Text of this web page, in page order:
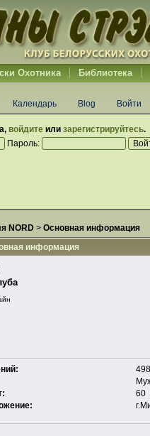
Охотника Библиотека
Календарь Blog Войти
войдите или зарегистрируйтесь.
Пароль:
NORD > Основная информация
информация
60